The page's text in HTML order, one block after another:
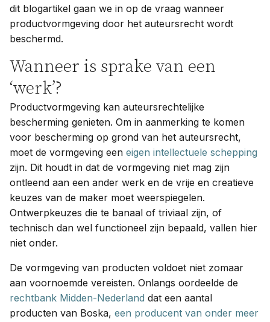
dit blogartikel gaan we in op de vraag wanneer
productvormgeving door het auteursrecht wordt
beschermd.
Wanneer is sprake van een
‘werk’?
Productvormgeving kan auteursrechtelijke
bescherming genieten. Om in aanmerking te komen
voor bescherming op grond van het auteursrecht,
moet de vormgeving een eigen intellectuele schepping
zijn. Dit houdt in dat de vormgeving niet mag zijn
ontleend aan een ander werk en de vrije en creatieve
keuzes van de maker moet weerspiegelen.
Ontwerpkeuzes die te banaal of triviaal zijn, of
technisch dan wel functioneel zijn bepaald, vallen hier
niet onder.
De vormgeving van producten voldoet niet zomaar
aan voornoemde vereisten. Onlangs oordeelde de
rechtbank Midden-Nederland dat een aantal
producten van Boska, een producent van onder meer